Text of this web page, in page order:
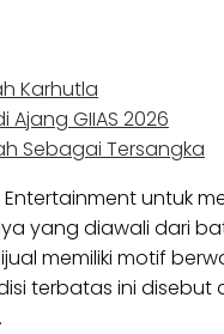
Karhutla
Ajang GIIAS 2026
Sebagai Tersangka
untuk
yang diawali dari
memiliki motif
terbatas ini